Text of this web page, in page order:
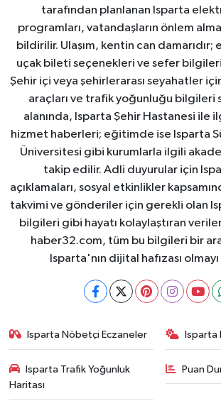
tarafından planlanan Isparta
programları, vatandaşların önlem
bildirilir. Ulaşım, kentin can damarıdır;
uçak bileti seçenekleri ve sefer bilgileri
Şehir içi veya şehirlerarası seyahatler
araçları ve trafik yoğunluğu bilgileri
alanında, Isparta Şehir Hastanesi ile
hizmet haberleri; eğitimde ise Isparta
Üniversitesi gibi kurumlarla ilgili
takip edilir. Adli duyurular için
açıklamaları, sosyal etkinlikler
takvimi ve gönderiler için gerekli olan
bilgileri gibi hayatı kolaylaştıran
haber32.com, tüm bu bilgileri bir
Isparta'nın dijital hafızası
Isparta Nöbetçi Eczaneler Isparta
Isparta Trafik Yoğunluk
Haritası
Puan